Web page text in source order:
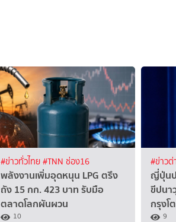
#ข่าวทั่วไทย#TNN ช่อง16
พลังงานเพิ่มอุดหนุน LPG ตรึง
ถัง 15 กก. 423 บาท รับมือ
ตลาดโลกผันผวน
10
#ข่าวต่
ญี่ปุ่นป
ขีปนา
กรุงโ
9